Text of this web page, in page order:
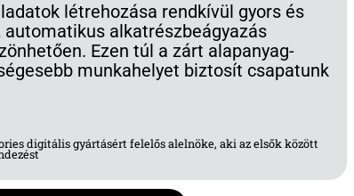
létrehozása rendkívül gyors és
automatikus alkatrészbeágyazás
Ezen túl a zárt alapanyag-
munkahelyet biztosít csapatunk
digitális gyártásért felelős alelnöke, aki az elsők között